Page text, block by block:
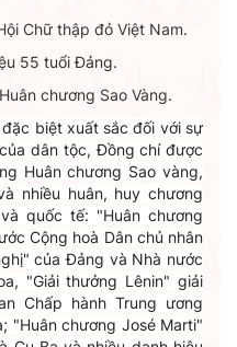
Chữ thập đỏ Việt Nam.
55 tuổi Đảng.
chương Sao Vàng.
biệt xuất sắc đối với sự
dân tộc, Đồng chí được
Huân chương Sao vàng,
nhiều huân, huy chương
quốc tế: "Huân chương
Cộng hoà Dân chủ nhân
của Đảng và Nhà nước
"Giải thưởng Lênin" giải
Chấp hành Trung ương
"Huân chương José Marti"